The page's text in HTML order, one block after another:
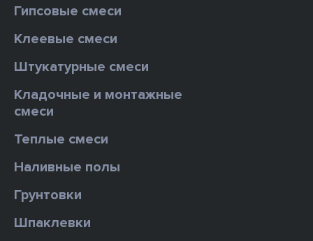
Гипсовые смеси
Клеевые смеси
Штукатурные смеси
Кладочные и монтажные
смеси
Теплые смеси
Наливные полы
Грунтовки
Шпаклевки